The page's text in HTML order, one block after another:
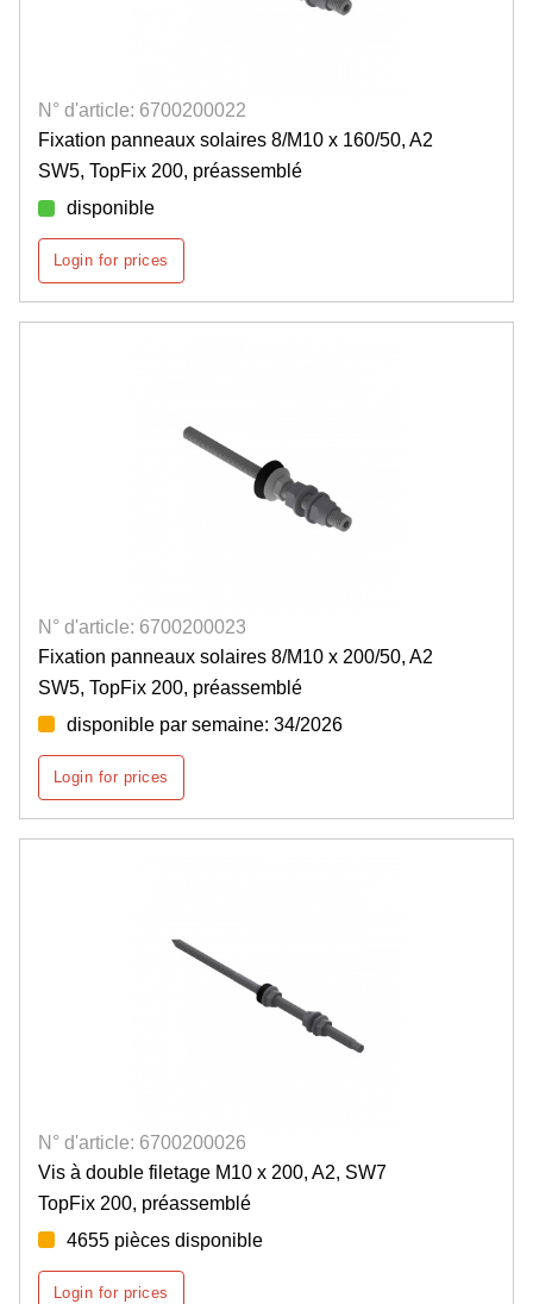
N° d'article: 6700200022
Fixation panneaux solaires 8/M10 x 160/50, A2
SW5, TopFix 200, préassemblé
disponible
Login for prices
N° d'article: 6700200023
Fixation panneaux solaires 8/M10 x 200/50, A2
SW5, TopFix 200, préassemblé
disponible par semaine: 34/2026
Login for prices
N° d'article: 6700200026
Vis à double filetage M10 x 200, A2, SW7
TopFix 200, préassemblé
4655 pièces disponible
Login for prices